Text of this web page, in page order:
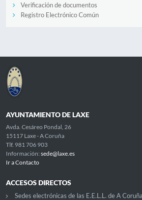
Verificación de documentos
Registro Electrónico Común
AYUNTAMIENTO DE LAXE
Avda. Cesáreo Pondal, 26
15117 Laxe - A Coruña
Tlf. 981 706 903
Información: sede@laxe.es
Ir a Contacto
ACCESOS DIRECTOS
Sedes electrónicas de las E.E.L.L. de A